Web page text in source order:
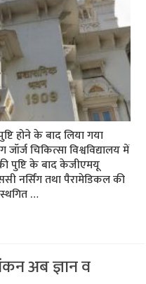
होने के बाद लिया गया
चिकित्सा विश्वविद्यालय में
पुष्टि के बाद केजीएमयू
नर्सिंग तथा पैरामेडिकल की
…
अब ज्ञान व